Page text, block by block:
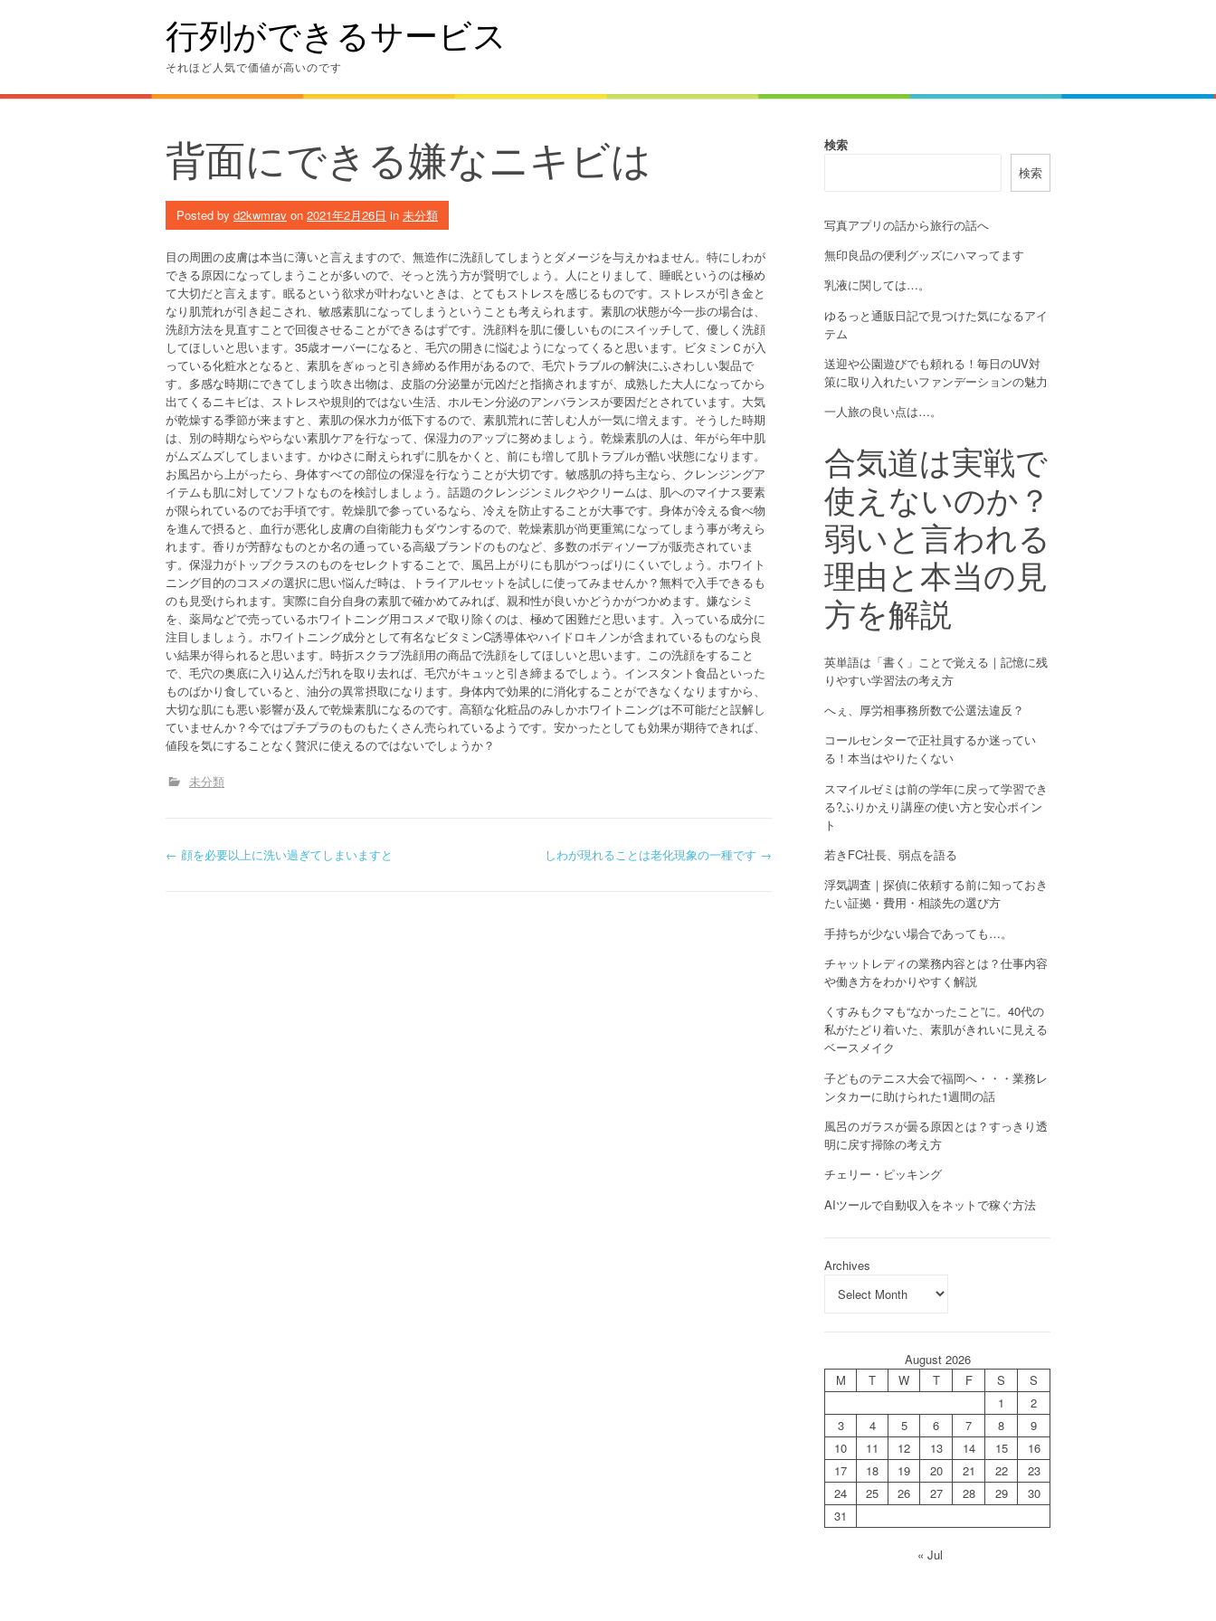
行列ができるサービス
それほど人気で価値が高いのです
背面にできる嫌なニキビは
Posted by d2kwmrav on 2021年2月26日 in 未分類
目の周囲の皮膚は本当に薄いと言えますので、無造作に洗顔してしまうとダメージを与えかねません。特にしわが
できる原因になってしまうことが多いので、そっと洗う方が賢明でしょう。人にとりまして、睡眠というのは極め
て大切だと言えます。眠るという欲求が叶わないときは、とてもストレスを感じるものです。ストレスが引き金と
なり肌荒れが引き起こされ、敏感素肌になってしまうということも考えられます。素肌の状態が今一歩の場合は、
洗顔方法を見直すことで回復させることができるはずです。洗顔料を肌に優しいものにスイッチして、優しく洗顔
してほしいと思います。35歳オーバーになると、毛穴の開きに悩むようになってくると思います。ビタミンＣが入
っている化粧水となると、素肌をぎゅっと引き締める作用があるので、毛穴トラブルの解決にふさわしい製品で
す。多感な時期にできてしまう吹き出物は、皮脂の分泌量が元凶だと指摘されますが、成熟した大人になってから
出てくるニキビは、ストレスや規則的ではない生活、ホルモン分泌のアンバランスが要因だとされています。大気
が乾燥する季節が来ますと、素肌の保水力が低下するので、素肌荒れに苦しむ人が一気に増えます。そうした時期
は、別の時期ならやらない素肌ケアを行なって、保湿力のアップに努めましょう。乾燥素肌の人は、年がら年中肌
がムズムズしてしまいます。かゆさに耐えられずに肌をかくと、前にも増して肌トラブルが酷い状態になります。
お風呂から上がったら、身体すべての部位の保湿を行なうことが大切です。敏感肌の持ち主なら、クレンジングア
イテムも肌に対してソフトなものを検討しましょう。話題のクレンジンミルクやクリームは、肌へのマイナス要素
が限られているのでお手頃です。乾燥肌で参っているなら、冷えを防止することが大事です。身体が冷える食べ物
を進んで摂ると、血行が悪化し皮膚の自衛能力もダウンするので、乾燥素肌が尚更重篤になってしまう事が考えら
れます。香りが芳醇なものとか名の通っている高級ブランドのものなど、多数のボディソープが販売されていま
す。保湿力がトップクラスのものをセレクトすることで、風呂上がりにも肌がつっぱりにくいでしょう。ホワイト
ニング目的のコスメの選択に思い悩んだ時は、トライアルセットを試しに使ってみませんか？無料で入手できるも
のも見受けられます。実際に自分自身の素肌で確かめてみれば、親和性が良いかどうかがつかめます。嫌なシミ
を、薬局などで売っているホワイトニング用コスメで取り除くのは、極めて困難だと思います。入っている成分に
注目しましょう。ホワイトニング成分として有名なビタミンC誘導体やハイドロキノンが含まれているものなら良
い結果が得られると思います。時折スクラブ洗顔用の商品で洗顔をしてほしいと思います。この洗顔をすること
で、毛穴の奥底に入り込んだ汚れを取り去れば、毛穴がキュッと引き締まるでしょう。インスタント食品といった
ものばかり食していると、油分の異常摂取になります。身体内で効果的に消化することができなくなりますから、
大切な肌にも悪い影響が及んで乾燥素肌になるのです。高額な化粧品のみしかホワイトニングは不可能だと誤解し
ていませんか？今ではプチプラのものもたくさん売られているようです。安かったとしても効果が期待できれば、
値段を気にすることなく贅沢に使えるのではないでしょうか？
未分類
P
← 顔を必要以上に洗い過ぎてしまいますと しわが現れることは老化現象の一種です →
検索
検索
写真アプリの話から旅行の話へ
無印良品の便利グッズにハマってます
乳液に関しては…。
ゆるっと通販日記で見つけた気になるアイ
テム
送迎や公園遊びでも頼れる！毎日のUV対
策に取り入れたいファンデーションの魅力
一人旅の良い点は…。
合気道は実戦で
使えないのか？
弱いと言われる
理由と本当の見
方を解説
英単語は「書く」ことで覚える｜記憶に残
りやすい学習法の考え方
へぇ、厚労相事務所数で公選法違反？
コールセンターで正社員するか迷ってい
る！本当はやりたくない
スマイルゼミは前の学年に戻って学習でき
る?ふりかえり講座の使い方と安心ポイン
ト
若きFC社長、弱点を語る
浮気調査｜探偵に依頼する前に知っておき
たい証拠・費用・相談先の選び方
手持ちが少ない場合であっても…。
チャットレディの業務内容とは？仕事内容
や働き方をわかりやすく解説
くすみもクマも“なかったこと”に。40代の
私がたどり着いた、素肌がきれいに見える
ベースメイク
子どものテニス大会で福岡へ・・・業務レ
ンタカーに助けられた1週間の話
風呂のガラスが曇る原因とは？すっきり透
明に戻す掃除の考え方
チェリー・ピッキング
AIツールで自動収入をネットで稼ぐ方法
Archives
August 2026
M
T W T F S
S
1
2
3
4 5 6 7 8
9
10
11 12 13 14 15
16
17
18 19 20 21 22
23
24
25 26 27 28 29
30
31
« Jul